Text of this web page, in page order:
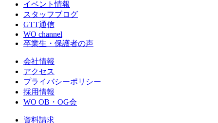
イベント情報
スタッフブログ
GTT通信
WO channel
卒業生・保護者の声
会社情報
アクセス
プライバシーポリシー
採用情報
WO OB・OG会
資料請求